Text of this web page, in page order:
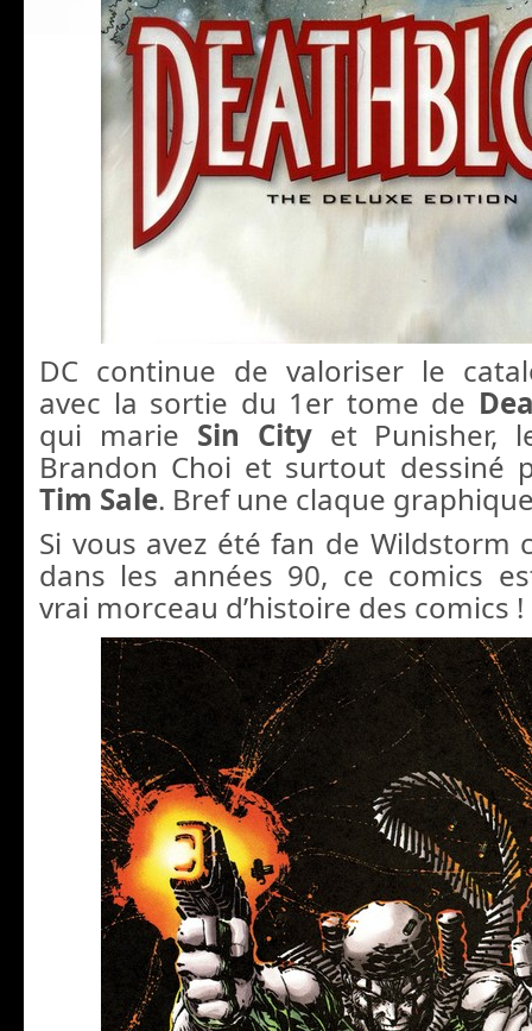
DC continue de valoriser le
avec la sortie du 1er tome de
qui marie Sin Cityet Punisher,
Brandon Choi et surtout dessiné
Tim Sale. Bref une claque
Si vous avez été fan de Wildstorm
dans les années 90, ce comics
vrai morceau d’histoire des comics !